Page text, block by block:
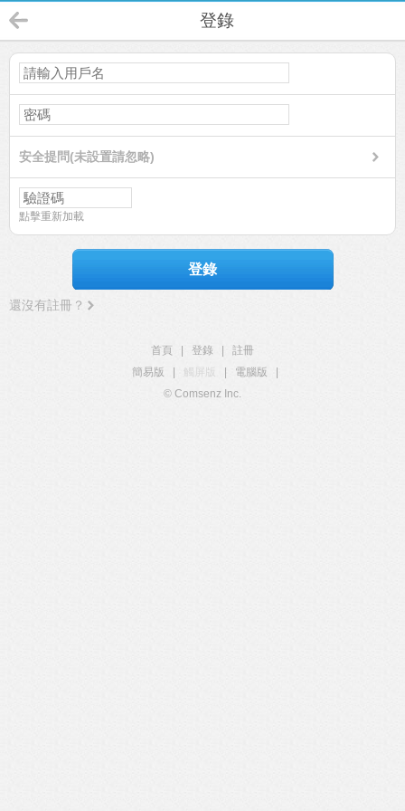
登錄
安全提問(未設置請忽略)
點擊重新加載
登錄
還沒有註冊？
首頁 登錄
註冊
簡易版
觸屏版 電腦版
© Comsenz Inc.